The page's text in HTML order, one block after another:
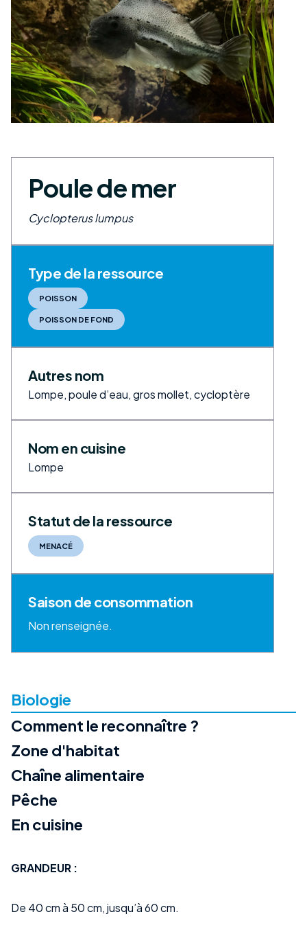
Poule de mer
Cyclopterus lumpus
Type de la ressource
POISSON
POISSON DE FOND
Autres nom
Lompe, poule d’eau, gros mollet, cycloptère
Nom en cuisine
Lompe
Statut de la ressource
MENACÉ
Saison de consommation
Non renseignée.
Biologie
Comment le reconnaître ?
Zone d'habitat
Chaîne alimentaire
Pêche
En cuisine
GRANDEUR :
De 40 cm à 50 cm, jusqu’à 60 cm.